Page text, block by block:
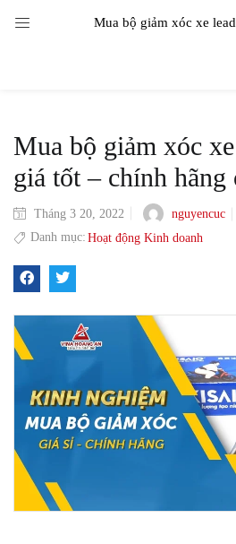
Mua bộ giảm xóc
giá tốt – chính hãng
Tháng 3 20, 2022 nguyencuc
Danh mục: Hoạt động Kinh doanh
LOGIN
Remember me